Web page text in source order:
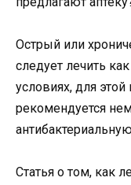
Острый или
следует лечить
условиях, для
рекомендуется
Статья о том, как